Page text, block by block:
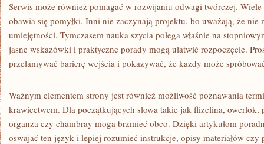
Serwis może również pomagać w rozwijaniu odwagi twórczej. Wiele
obawia się pomyłki. Inni nie zaczynają projektu, bo uważają, że nie
umiejętności. Tymczasem nauka szycia polega właśnie na
jasne wskazówki i praktyczne porady mogą ułatwić rozpoczęcie.
przełamywać barierę wejścia i pokazywać, że każdy może
Ważnym elementem strony jest również możliwość poznawania
krawiectwem. Dla początkujących słowa takie jak flizelina,
organza czy chambray mogą brzmieć obco. Dzięki artykułom
oswajać ten język i lepiej rozumieć instrukcje, opisy materiałów